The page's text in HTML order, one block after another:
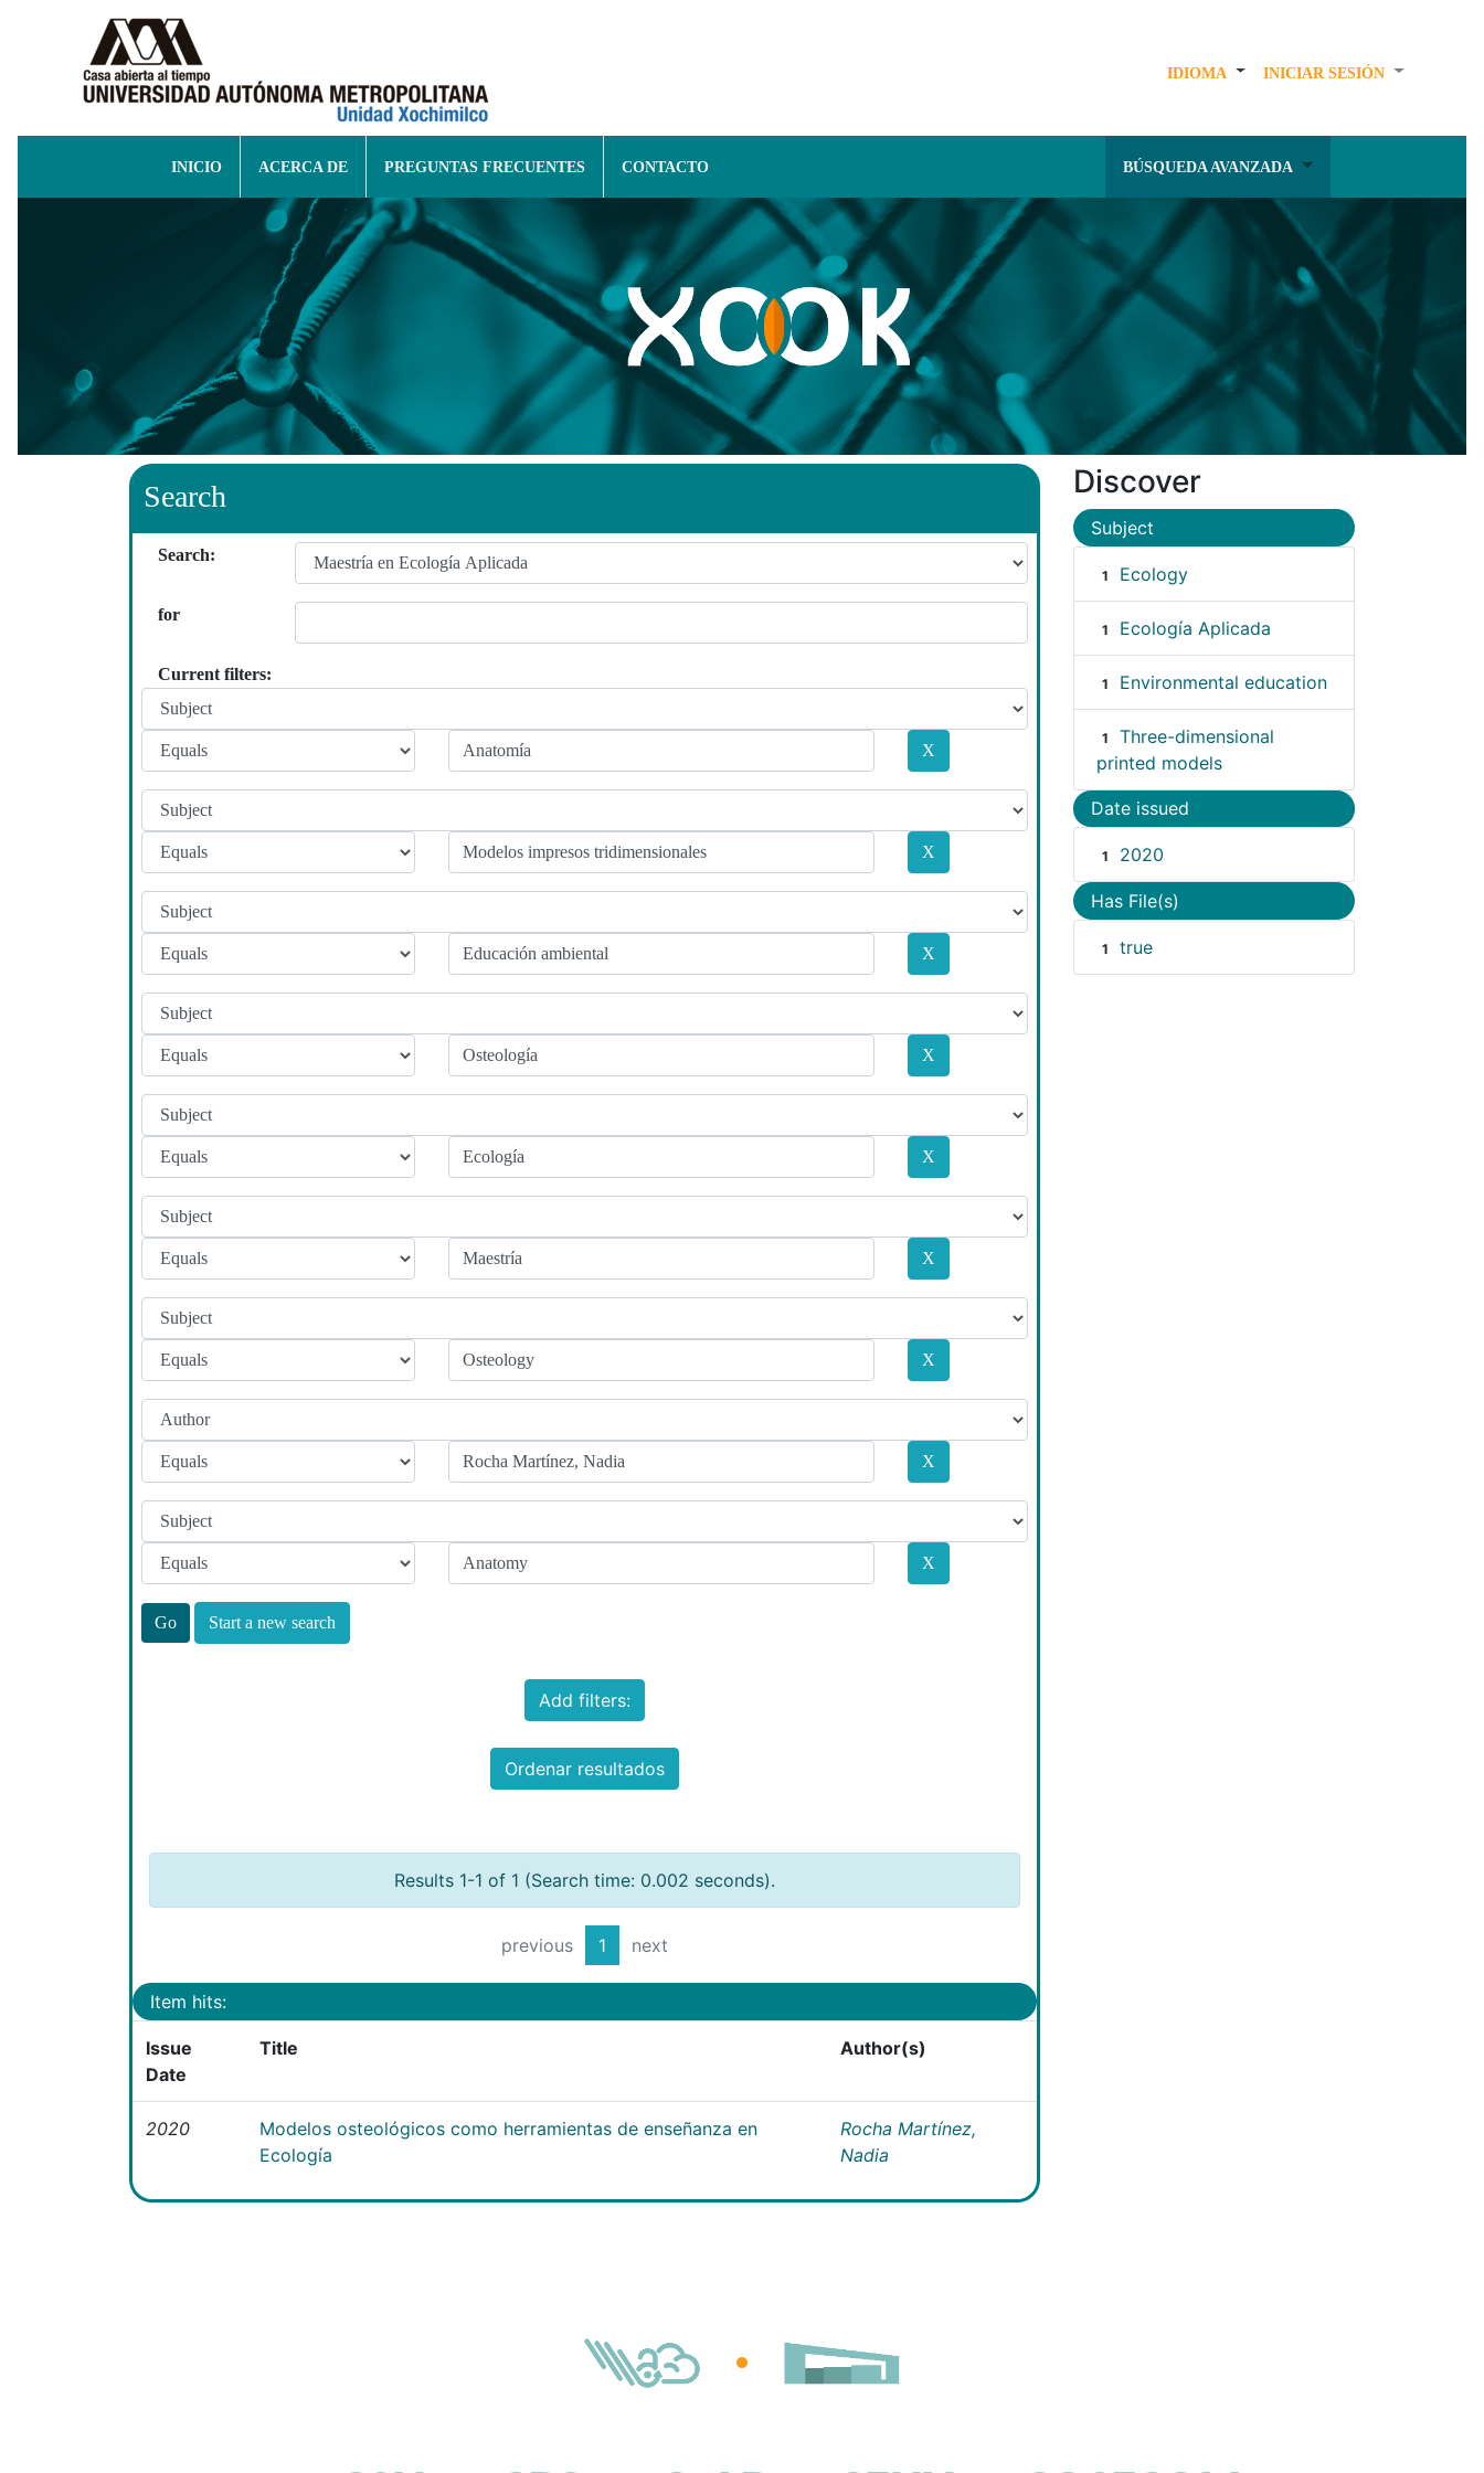
IDIOMA INICIAR SESIÓN
INICIO ACERCA DE PREGUNTAS FRECUENTES CONTACTO BÚSQUEDA AVANZADA
Search
Search:
for
Current filters:
Start a new search
Add filters:
Ordenar resultados
Results 1-1 of 1 (Search time: 0.002 seconds).
previous 1 next
Item hits:
Issue
Date
Title Author(s)
2020
Modelos osteológicos como herramientas de enseñanza en
Ecología
Rocha Martínez,
Nadia
Discover
Subject
1 Ecology
1 Ecología Aplicada
1 Environmental education
1
Three-dimensional
printed models
Date issued
1 2020
Has File(s)
1 true